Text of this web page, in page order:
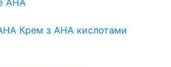
Крем з АНА кислотами